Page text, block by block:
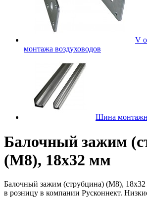
V
монтажа воздуховодов
Шина
Балочный зажим
(М8), 18х32 мм
Балочный зажим (струбцина) (М8),
в розницу в компании Русконнект.